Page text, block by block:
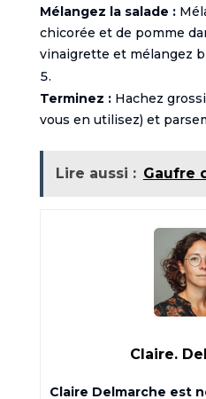
Mélangez la salade :
chicorée et de pomme
vinaigrette et mélangez
Terminez :Hachez
vous en utilisez) et
Lire aussi : Gaufre
Claire.
Claire Delmarche est